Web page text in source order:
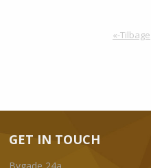
«-Tilbage
GET IN TOUCH
Bygade 24a